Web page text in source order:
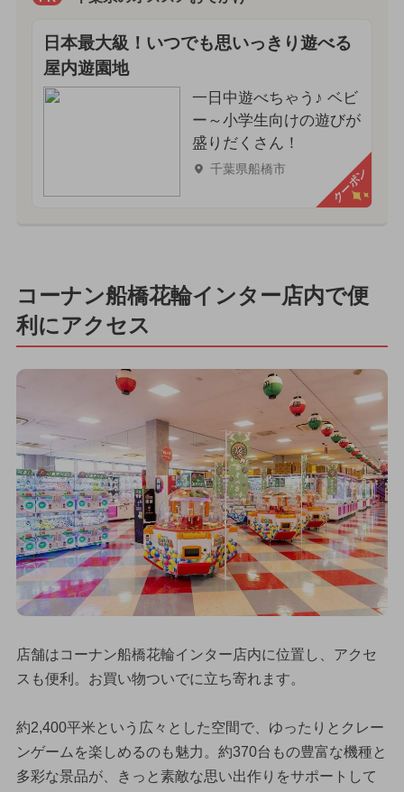
日本最大級！いつでも思いっきり遊べる
屋内遊園地
一日中遊べちゃう♪ ベビ
ー～小学生向けの遊びが
盛りだくさん！
千葉県船橋市 クーポン
コーナン船橋花輪インター店内で便
利にアクセス
店舗はコーナン船橋花輪インター店内に位置し、アクセ
スも便利。お買い物ついでに立ち寄れます。
約2,400平米という広々とした空間で、ゆったりとクレー
ンゲームを楽しめるのも魅力。約370台もの豊富な機種と
多彩な景品が、きっと素敵な思い出作りをサポートして